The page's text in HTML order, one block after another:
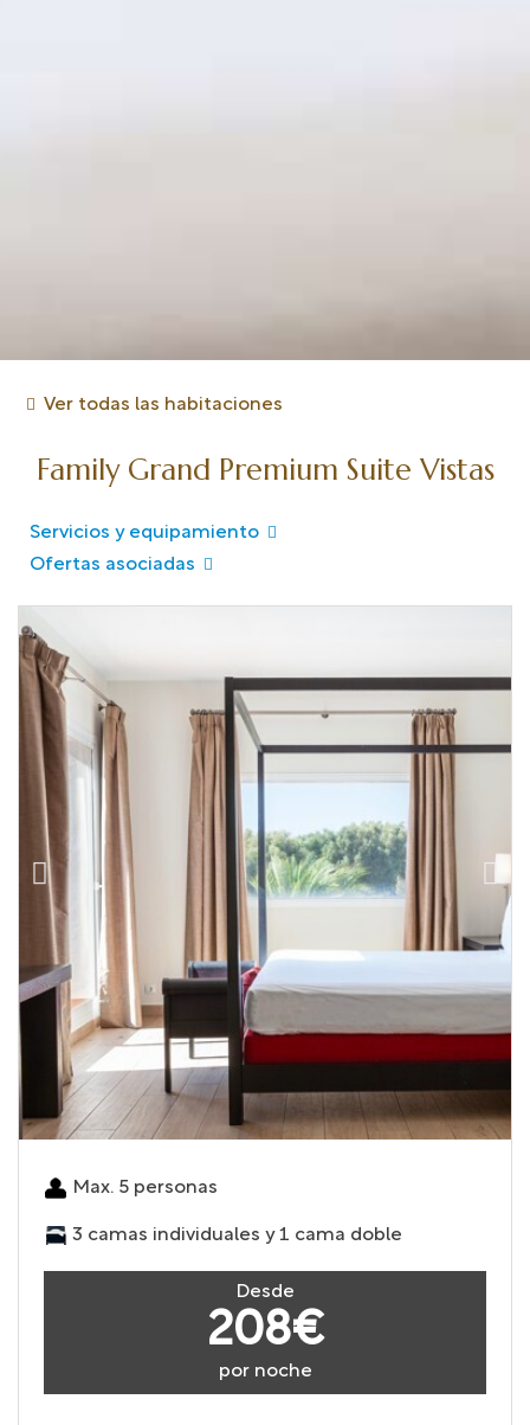
Ver todas las habitaciones
Family Grand Premium Suite Vistas
Servicios y equipamiento
Ofertas asociadas
Max. 5 personas
3 camas individuales y 1 cama doble
Desde
208€
por noche